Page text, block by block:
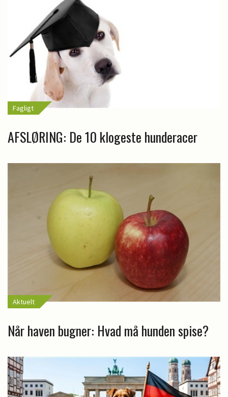
Fagligt
AFSLØRING: De 10 klogeste hunderacer
Aktuelt
Når haven bugner: Hvad må hunden spise?